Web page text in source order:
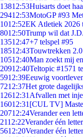
13812:53Huisarts doet
29412:53MotoGP #93
1012:52EK Atletiek 2026
8012:50Trump wil dat
13512:47+7 telspel #95
18512:43Touwtrekken
10512:40Man zoekt mij
20912:40Teltopic #1571
5912:39Eeuwig
7212:37Het grote
12612:31 Afvallen met
16012:31 [CUL TV]
20712:24Verander een
2112:22Verander één
5612:20Verander één